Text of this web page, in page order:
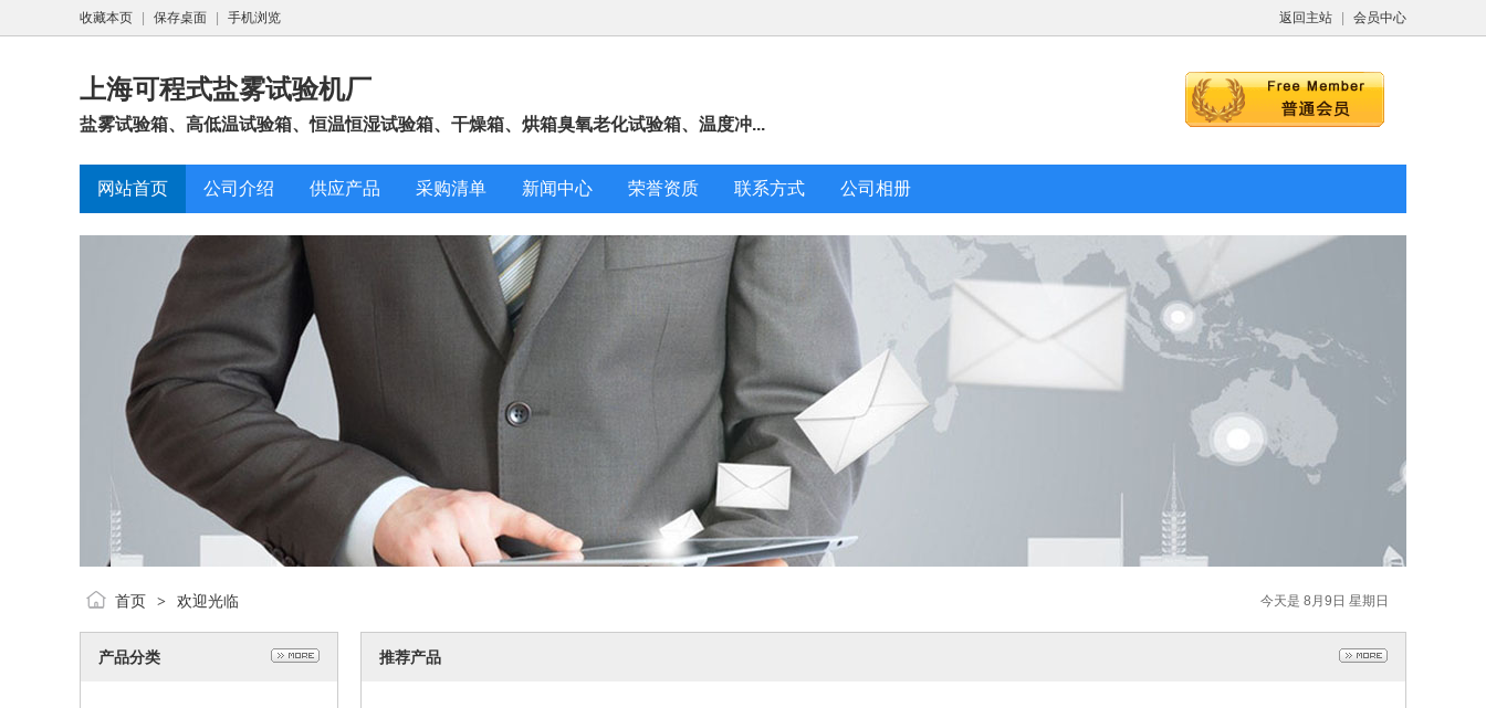
返回主站 会员中心
收藏本页 保存桌面 手机浏览
上海可程式盐雾试验机厂
盐雾试验箱、高低温试验箱、恒温恒湿试验箱、干燥箱、烘箱臭氧老化试验箱、温度冲...
网站首页 公司介绍 供应产品 采购清单 新闻中心 荣誉资质 联系方式 公司相册
今天是 8月9日 星期日
首页 > 欢迎光临
产品分类 推荐产品